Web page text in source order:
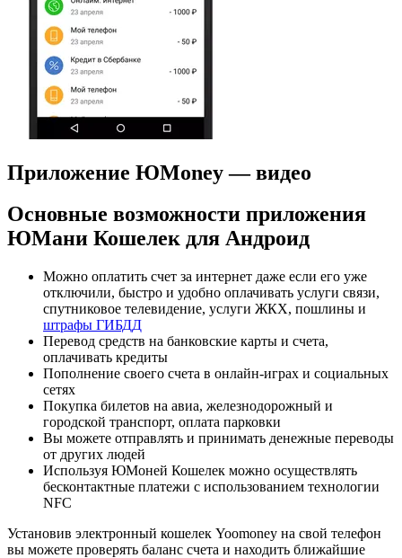
Приложение ЮMoney — видео
Основные возможности приложения
ЮМани Кошелек для Андроид
Можно оплатить счет за интернет даже если его уже
отключили, быстро и удобно оплачивать услуги связи,
спутниковое телевидение, услуги ЖКХ, пошлины и
штрафы ГИБДД
Перевод средств на банковские карты и счета,
оплачивать кредиты
Пополнение своего счета в онлайн-играх и социальных
сетях
Покупка билетов на авиа, железнодорожный и
городской транспорт, оплата парковки
Вы можете отправлять и принимать денежные переводы
от других людей
Используя ЮМоней Кошелек можно осуществлять
бесконтактные платежи с использованием технологии
NFC
Установив электронный кошелек Yoomoney на свой телефон
вы можете проверять баланс счета и находить ближайшие